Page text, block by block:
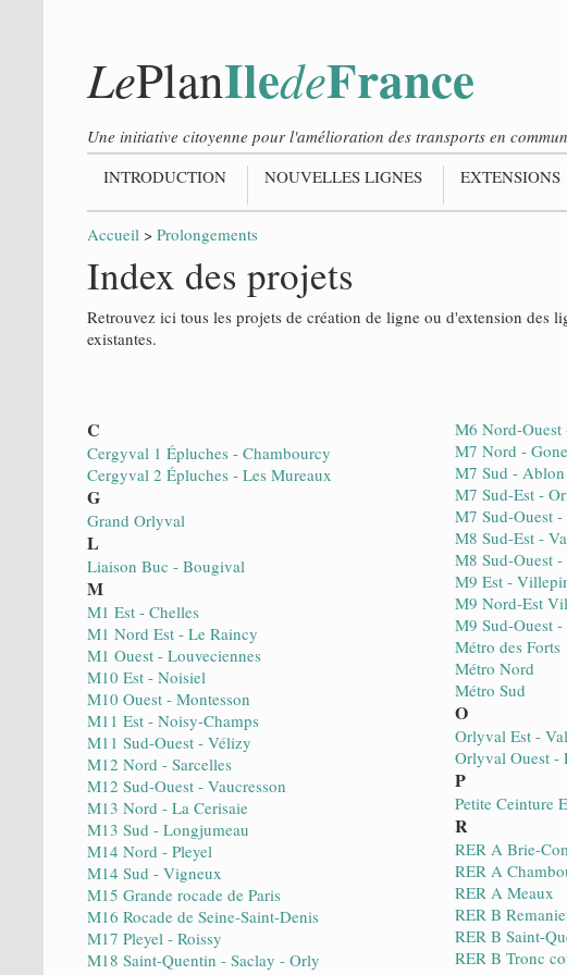
LePlanIledeFrance
Une initiative citoyenne pour l'amélioration des transports en
INTRODUCTION
NOUVELLES LIGNES EXTENSIONS
Accueil > Prolongements
Index des projets
Retrouvez ici tous les projets de création de ligne ou d'extension des
existantes.
C
Cergyval 1 Épluches - Chambourcy
Cergyval 2 Épluches - Les Mureaux
G
Grand Orlyval
L
Liaison Buc - Bougival
M
M1 Est - Chelles
M1 Nord Est - Le Raincy
M1 Ouest - Louveciennes
M10 Est - Noisiel
M10 Ouest - Montesson
M11 Est - Noisy-Champs
M11 Sud-Ouest - Vélizy
M12 Nord - Sarcelles
M12 Sud-Ouest - Vaucresson
M13 Nord - La Cerisaie
M13 Sud - Longjumeau
M14 Nord - Pleyel
M14 Sud - Vigneux
M15 Grande rocade de Paris
M16 Rocade de Seine-Saint-Denis
M17 Pleyel - Roissy
M18 Saint-Quentin - Saclay - Orly
M6 Nord-
M7 Nord -
M7 Sud - Ablon
M7 Sud-Est -
M7 Sud-Ouest
M8 Sud-Est -
M8 Sud-Ouest
M9 Est -
M9 Nord-Est
M9 Sud-Ouest -
Métro des Forts
Métro Nord
Métro Sud
O
Orlyval Est -
Orlyval Ouest -
P
Petite Ceinture
R
RER A Brie-
RER A
RER A Meaux
RER B
RER B Saint-
RER B Tronc